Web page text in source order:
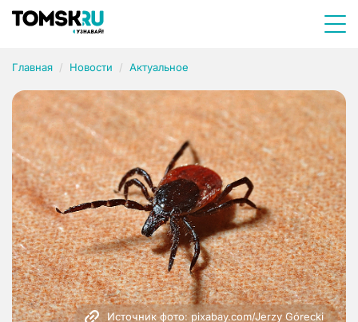
Главная Новости Актуальное
Источник фото: pixabay.com/Jerzy Górecki